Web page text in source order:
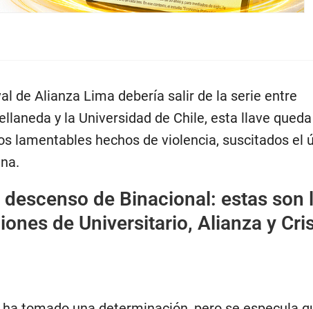
de Alianza Lima debería salir de la serie entre
y la Universidad de Chile, esta llave
lamentables hechos de violencia, suscitados el
descenso de Binacional: estas son
de Universitario, Alianza y